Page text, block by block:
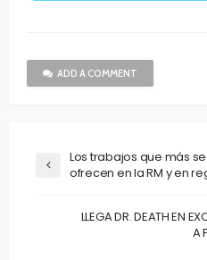
ADD A COMMENT
Los trabajos que más
ofrecen en la RM y en
LLEGA DR. DEATH EN
A